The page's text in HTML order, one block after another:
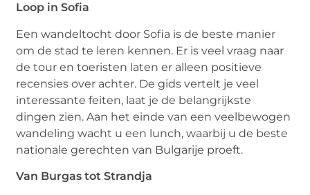
Loop in Sofia
Een wandeltocht door Sofia is de beste manier
om de stad te leren kennen. Er is veel vraag naar
de tour en toeristen laten er alleen positieve
recensies over achter. De gids vertelt je veel
interessante feiten, laat je de belangrijkste
dingen zien. Aan het einde van een veelbewogen
wandeling wacht u een lunch, waarbij u de beste
nationale gerechten van Bulgarije proeft.
Van Burgas tot Strandja